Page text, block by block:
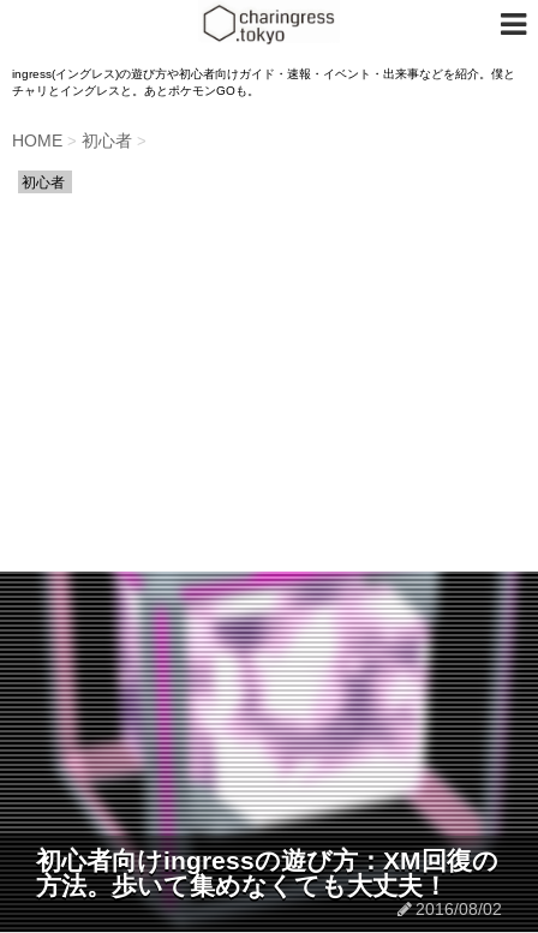
ingress(イングレス)の遊び方や初心者向けガイド・速報・イベント・出来事などを紹介。僕と
チャリとイングレスと。あとポケモンGOも。
HOME > 初心者 >
初心者
初心者向けingressの遊び方：XM回復の
方法。歩いて集めなくても大丈夫！
2016/08/02